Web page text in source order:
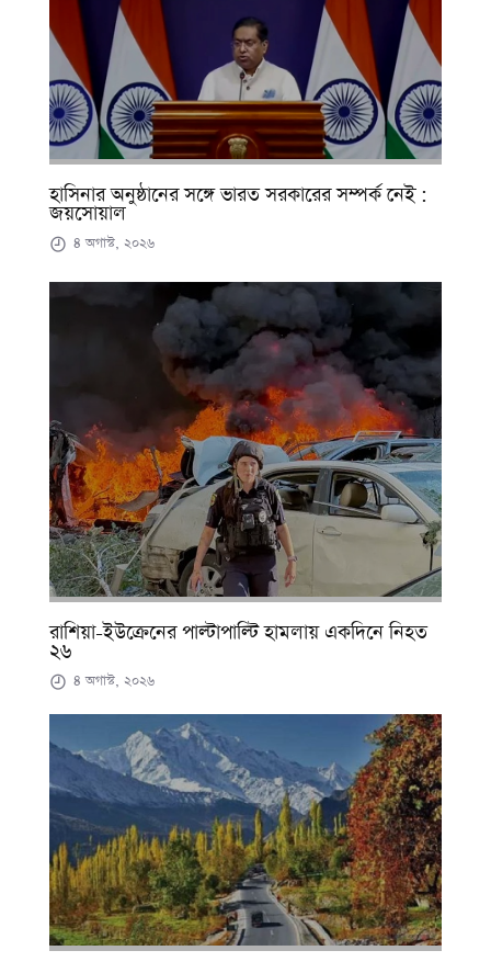
হাসিনার অনুষ্ঠানের সঙ্গে ভারত সরকারের সম্পর্ক নেই :
জয়সোয়াল
৪ অগাস্ট, ২০২৬
রাশিয়া-ইউক্রেনের পাল্টাপাল্টি হামলায় একদিনে নিহত
২৬
৪ অগাস্ট, ২০২৬